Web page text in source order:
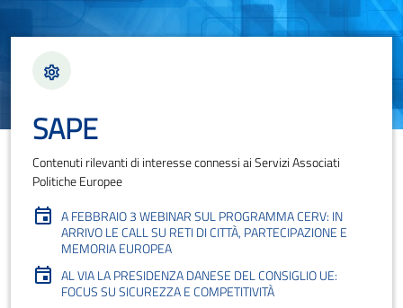
SAPE
Contenuti rilevanti di interesse connessi ai Servizi Associati
Politiche Europee
A FEBBRAIO 3 WEBINAR SUL PROGRAMMA CERV: IN
ARRIVO LE CALL SU RETI DI CITTÀ, PARTECIPAZIONE E
MEMORIA EUROPEA
AL VIA LA PRESIDENZA DANESE DEL CONSIGLIO UE:
FOCUS SU SICUREZZA E COMPETITIVITÀ